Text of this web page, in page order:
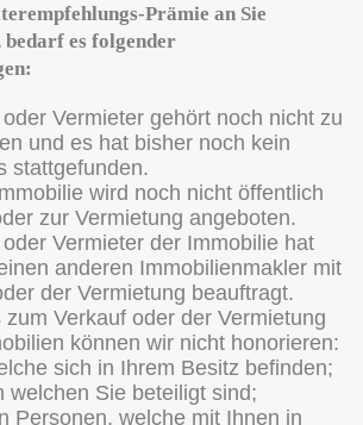
Prämie an Sie
bedarf es folgender
Vermieter gehört noch nicht zu
und es hat bisher noch kein
stattgefunden.
wird noch nicht öffentlich
zur Vermietung angeboten.
Vermieter der Immobilie hat
anderen Immobilienmakler mit
der Vermietung beauftragt.
Verkauf oder der Vermietung
können wir nicht honorieren:
sich in Ihrem Besitz befinden;
welchen Sie beteiligt sind;
Personen, welche mit Ihnen in